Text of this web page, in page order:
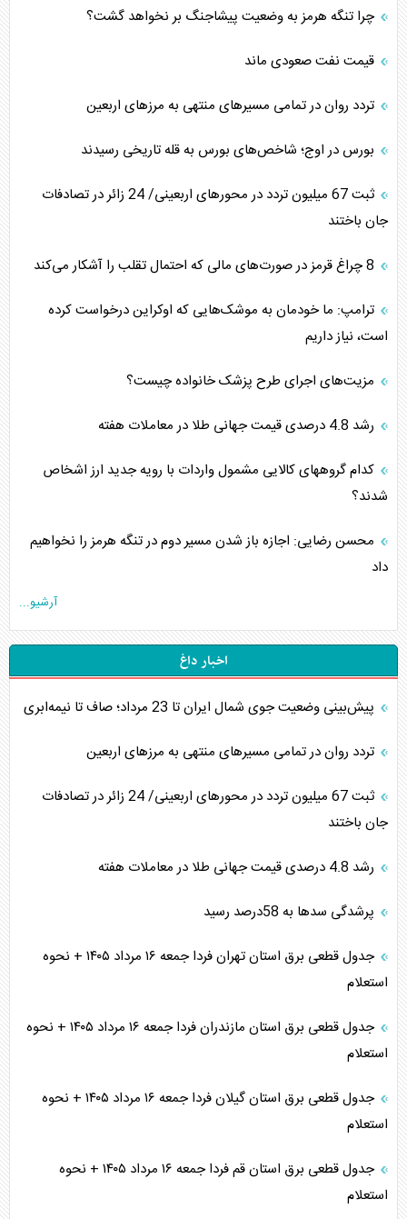
چرا تنگه هرمز به وضعیت پیشاجنگ بر نخواهد گشت؟
قیمت نفت صعودی ماند
تردد روان در تمامی مسیرهای منتهی به مرزهای اربعین
بورس در اوج؛ شاخص‌های بورس به قله تاریخی رسیدند
‌‌ثبت 67 میلیون تردد در محورهای اربعینی/ 24 زائر در تصادفات
جان باختند
ترامپ: ما خودمان به موشک‌هایی که اوکراین درخواست کرده
است، نیاز داریم
مزیت‌های اجرای طرح پزشک خانواده چیست؟
رشد 4.8 درصدی قیمت جهانی طلا در معاملات هفته
کدام گروههای کالایی مشمول واردات با رویه جدید ارز اشخاص
شدند؟
محسن رضایی: اجازه باز شدن مسیر دوم در تنگه هرمز را نخواهیم
داد
آرشیو...
اخبار داغ
پیش‌بینی وضعیت جوی شمال ایران تا 23 مرداد‌؛ صاف تا نیمه‌ابری
تردد روان در تمامی مسیرهای منتهی به مرزهای اربعین
‌‌ثبت 67 میلیون تردد در محورهای اربعینی/ 24 زائر در تصادفات
جان باختند
رشد 4.8 درصدی قیمت جهانی طلا در معاملات هفته
پرشدگی سدها به 58درصد رسید
جدول قطعی برق استان تهران فردا جمعه ۱۶ مرداد ۱۴۰۵ + نحوه
استعلام
جدول قطعی برق استان مازندران فردا جمعه ۱۶ مرداد ۱۴۰۵ + نحوه
استعلام
جدول قطعی برق استان گیلان فردا جمعه ۱۶ مرداد ۱۴۰۵ + نحوه
استعلام
جدول قطعی برق استان قم فردا جمعه ۱۶ مرداد ۱۴۰۵ + نحوه
استعلام